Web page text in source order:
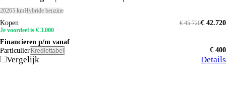
20265 kmHybride benzine
Kopen € 42.720
€ 45.720
Je voordeel is € 3.000
Financieren p/m vanaf
Particulier Krediettabel € 400
Vergelijk Details